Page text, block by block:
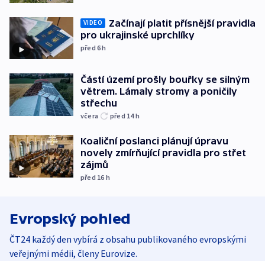
VIDEO
Začínají platit přísnější pravidla
pro ukrajinské uprchlíky
před 6h
Částí území prošly bouřky se silným
větrem. Lámaly stromy a poničily
střechu
včera před 14h
Koaliční poslanci plánují úpravu
novely zmírňující pravidla pro střet
zájmů
před 16 h
Evropský pohled
ČT24 každý den vybírá z obsahu publikovaného evropskými
veřejnými médii, členy Eurovize.